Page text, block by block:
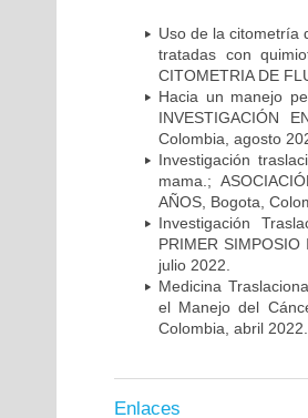
Uso de la citometría
tratadas con
CITOMETRIA DE
Hacia un manejo
INVESTIGACIÓN
Colombia, agosto
Investigación
mama.;
AÑOS, Bogota,
Investigación
PRIMER SIMPOSIO
julio 2022.
Medicina
el Manejo del
Colombia, abril 2022.
Enlaces